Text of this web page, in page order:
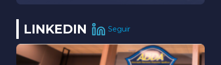
LINKEDIN Seguir